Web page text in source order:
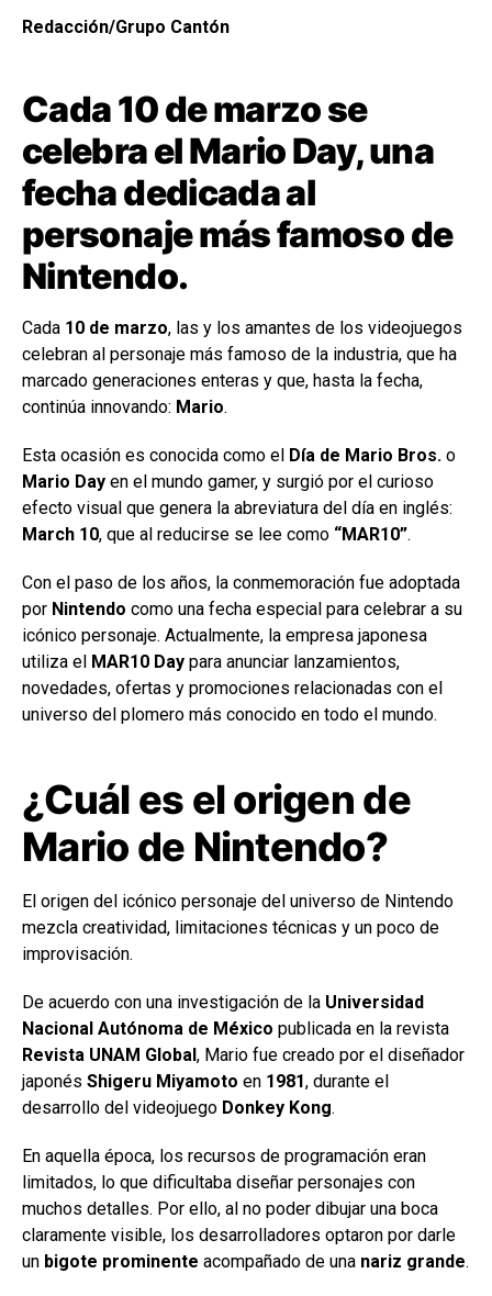
Redacción/Grupo Cantón
Cada 10 de marzo se
celebra el Mario Day, una
fecha dedicada al
personaje más famoso de
Nintendo.
Cada 10 de marzo, las y los amantes de los videojuegos
celebran al personaje más famoso de la industria, que ha
marcado generaciones enteras y que, hasta la fecha,
continúa innovando: Mario.
Esta ocasión es conocida como el Día de Mario Bros. o
Mario Day en el mundo gamer, y surgió por el curioso
efecto visual que genera la abreviatura del día en inglés:
March 10, que al reducirse se lee como “MAR10”.
Con el paso de los años, la conmemoración fue adoptada
por Nintendo como una fecha especial para celebrar a su
icónico personaje. Actualmente, la empresa japonesa
utiliza el MAR10 Day para anunciar lanzamientos,
novedades, ofertas y promociones relacionadas con el
universo del plomero más conocido en todo el mundo.
¿Cuál es el origen de
Mario de Nintendo?
El origen del icónico personaje del universo de Nintendo
mezcla creatividad, limitaciones técnicas y un poco de
improvisación.
De acuerdo con una investigación de la Universidad
Nacional Autónoma de México publicada en la revista
Revista UNAM Global, Mario fue creado por el diseñador
japonés Shigeru Miyamoto en 1981, durante el
desarrollo del videojuego Donkey Kong.
En aquella época, los recursos de programación eran
limitados, lo que dificultaba diseñar personajes con
muchos detalles. Por ello, al no poder dibujar una boca
claramente visible, los desarrolladores optaron por darle
un bigote prominente acompañado de una nariz grande.